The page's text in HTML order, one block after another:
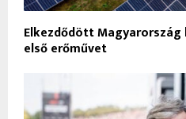
Elkezdődött
első erőművet